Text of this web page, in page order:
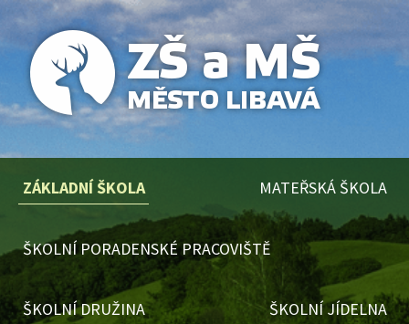
ZÁKLADNÍ ŠKOLA MATEŘSKÁ ŠKOLA
ŠKOLNÍ PORADENSKÉ PRACOVIŠTĚ
ŠKOLNÍ DRUŽINA ŠKOLNÍ JÍDELNA